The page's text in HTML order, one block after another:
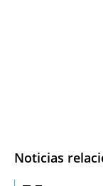
Noticias